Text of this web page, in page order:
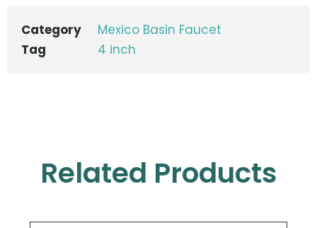
Category
Mexico Basin Faucet
Tag
4 inch
Related Products